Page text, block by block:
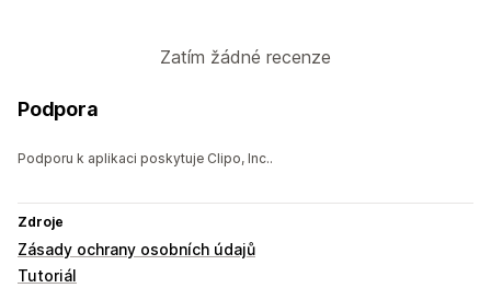
Zatím žádné recenze
Podpora
Podporu k aplikaci poskytuje Clipo, Inc..
Zdroje
Zásady ochrany osobních údajů
Tutoriál